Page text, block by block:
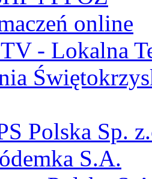
online
- Lokalna
Polska Sp.
S.A.